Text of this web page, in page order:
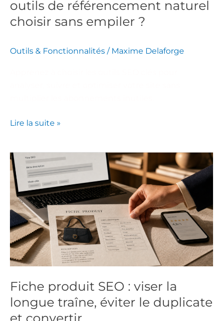
outils de référencement naturel
choisir sans empiler ?
Outils & Fonctionnalités / Maxime Delaforge
sans
empiler
?
Lire la suite »
Fiche produit SEO : viser la
longue traîne, éviter le duplicate
Fiche
produit
SEO
viser
la
longue
traîne,
éviter
duplicate
et
convertir